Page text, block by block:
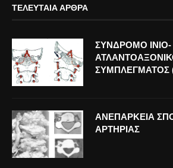
ΤΕΛΕΥΤΑΊΑ ΆΡΘΡΑ
ΣΥΝΔΡΟΜΟ ΙΝΙΟ-
ΣΥΜΠΛΕΓΜΑΤΟΣ
ΑΝΕΠΑΡΚΕΙΑ
ΑΡΤΗΡΙΑΣ